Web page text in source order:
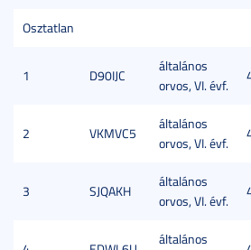
Osztatlan
1 D90IJC
általános
orvos, VI. évf.
2 VKMVC5
általános
orvos, VI. évf.
3 SJQAKH
általános
orvos, VI. évf.
általános